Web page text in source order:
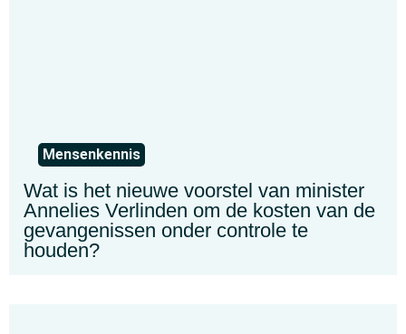
Mensenkennis
Wat is het nieuwe voorstel van minister
Annelies Verlinden om de kosten van de
gevangenissen onder controle te
houden?